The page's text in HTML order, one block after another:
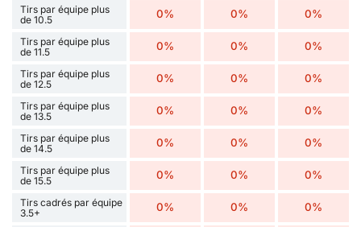
Tirs par équipe plus
de 10.5
0% 0% 0%
Tirs par équipe plus
de 11.5
0% 0% 0%
Tirs par équipe plus
de 12.5
0% 0% 0%
Tirs par équipe plus
de 13.5
0% 0% 0%
Tirs par équipe plus
de 14.5
0% 0% 0%
Tirs par équipe plus
de 15.5
0% 0% 0%
Tirs cadrés par équipe
3.5+
0% 0% 0%